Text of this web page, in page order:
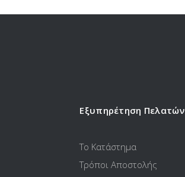
Εξυπηρέτηση Πελατών
Το Κατάστημα
Τρόποι Αποστολής